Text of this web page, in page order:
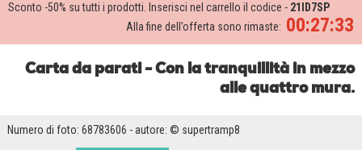
Sconto -50% su tutti i prodotti. Inserisci nel carrello il codice - 21ID7SP
00:27:32
Alla fine dell’offerta sono rimaste:
Carta da parati - Con la tranquillità in mezzo
alle quattro mura.
Numero di foto: 68783606 - autore: © supertramp8